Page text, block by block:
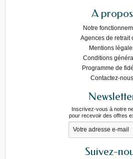
A propos
Notre
Agences de retrait
Mentions
Conditions
Programme de
Contactez-nous
Inscrivez-vous à notre
pour recevoir des offres
Suivez-